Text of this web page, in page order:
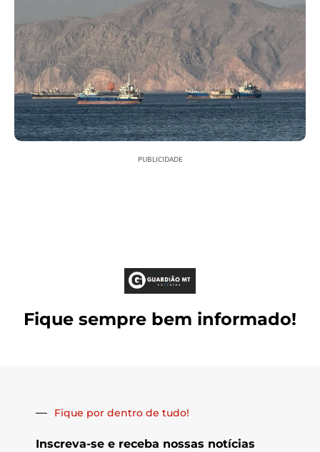
PUBLICIDADE
Fique sempre bem informado!
Fique por dentro de tudo!
Inscreva-se e receba nossas notícias